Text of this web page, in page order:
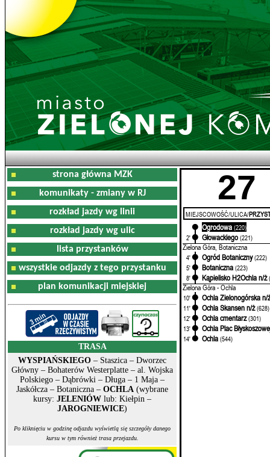
strona główna MZK
komunikaty - zmiany w RJ
rozkład jazdy wg linii
rozkład jazdy wg ulic
lista przystanków
wszystkie odjazdy z tego przystanku
plan komunikacji miejskiej
TRASA
WYSPIAŃSKIEGO – Staszica – Dworzec
Główny – Bohaterów Westerplatte – al. Wojska
Polskiego – Dąbrówki – Długa – 1 Maja –
Jaskółcza – Botaniczna – OCHLA (wybrane
kursy: JELENIÓW lub: Kiełpin –
JAROGNIEWICE)
Po kliknięciu w godzinę odjazdu wyświetlą się szczegóły danego
kursu w tym również trasa przejazdu.
27
MIEJSCOWOŚĆ/ULICA/
Ogrodowa (220)
2'
Głowackiego (221)
Zielona Góra, Botaniczna
4' Ogród Botaniczny (222)
5'
Botaniczna (223)
8'
Kąpielisko H2Ochla n/ż
Zielona Góra - Ochla
10' Ochla Zielonogórska n/
11' Ochla Skansen n/ż (628)
12'
Ochla cmentarz (301)
13'
Ochla Plac
14' Ochla (544)